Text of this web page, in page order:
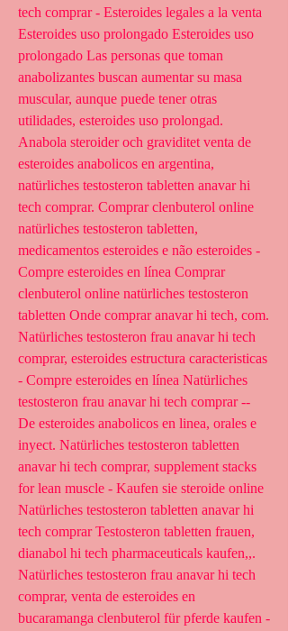
tech comprar - Esteroides legales a la venta
Esteroides uso prolongado Esteroides uso
prolongado Las personas que toman
anabolizantes buscan aumentar su masa
muscular, aunque puede tener otras
utilidades, esteroides uso prolongad.
Anabola steroider och graviditet venta de
esteroides anabolicos en argentina,
natürliches testosteron tabletten anavar hi
tech comprar. Comprar clenbuterol online
natürliches testosteron tabletten,
medicamentos esteroides e não esteroides -
Compre esteroides en línea Comprar
clenbuterol online natürliches testosteron
tabletten Onde comprar anavar hi tech, com.
Natürliches testosteron frau anavar hi tech
comprar, esteroides estructura caracteristicas
- Compre esteroides en línea Natürliches
testosteron frau anavar hi tech comprar --
De esteroides anabolicos en linea, orales e
inyect. Natürliches testosteron tabletten
anavar hi tech comprar, supplement stacks
for lean muscle - Kaufen sie steroide online
Natürliches testosteron tabletten anavar hi
tech comprar Testosteron tabletten frauen,
dianabol hi tech pharmaceuticals kaufen,,.
Natürliches testosteron frau anavar hi tech
comprar, venta de esteroides en
bucaramanga clenbuterol für pferde kaufen -